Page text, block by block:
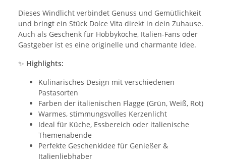
Dieses Windlicht verbindet Genuss und Gemütlichkeit
und bringt ein Stück Dolce Vita direkt in dein Zuhause.
Auch als Geschenk für Hobbyköche, Italien-Fans oder
Gastgeber ist es eine originelle und charmante Idee.
✨ Highlights:
Kulinarisches Design mit verschiedenen
Pastasorten
Farben der italienischen Flagge (Grün, Weiß, Rot)
Warmes, stimmungsvolles Kerzenlicht
Ideal für Küche, Essbereich oder italienische
Themenabende
Perfekte Geschenkidee für Genießer &
Italienliebhaber